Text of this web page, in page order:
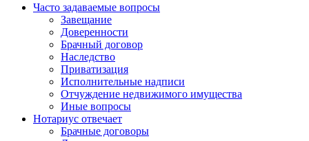
Часто задаваемые вопросы
Завещание
Доверенности
Брачный договор
Наследство
Приватизация
Исполнительные надписи
Отчуждение недвижимого имущества
Иные вопросы
Нотариус отвечает
Брачные договоры